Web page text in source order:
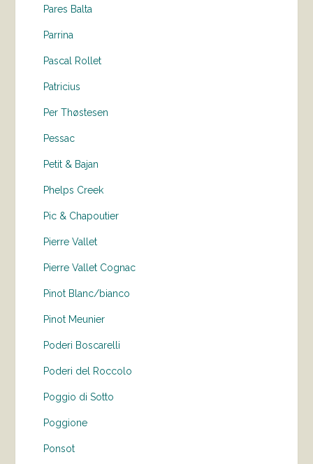
Pares Balta
Parrina
Pascal Rollet
Patricius
Per Thøstesen
Pessac
Petit & Bajan
Phelps Creek
Pic & Chapoutier
Pierre Vallet
Pierre Vallet Cognac
Pinot Blanc/bianco
Pinot Meunier
Poderi Boscarelli
Poderi del Roccolo
Poggio di Sotto
Poggione
Ponsot